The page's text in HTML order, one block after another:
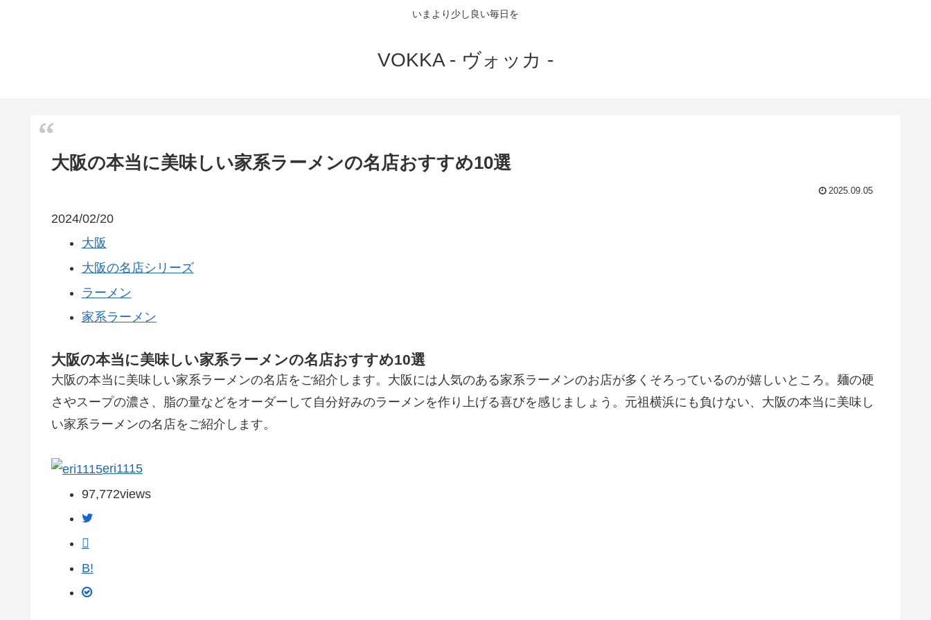
いまより少し良い毎日を
VOKKA - ヴォッカ -
大阪の本当に美味しい家系ラーメンの名店おすすめ10選
2025.09.05
2024/02/20
大阪
大阪の名店シリーズ
ラーメン
家系ラーメン
大阪の本当に美味しい家系ラーメンの名店おすすめ10選
大阪の本当に美味しい家系ラーメンの名店をご紹介します。大阪には人気のある家系ラーメンのお店が多くそろっているのが嬉しいところ。麺の硬
さやスープの濃さ、脂の量などをオーダーして自分好みのラーメンを作り上げる喜びを感じましょう。元祖横浜にも負けない、大阪の本当に美味し
い家系ラーメンの名店をご紹介します。
eri1115
97,772views
B!